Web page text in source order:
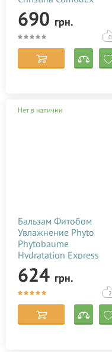
Renew&Repair Night
Treatment 50 мл
690 грн.
0
Нет в наличии
Бальзам Фитобом
Увлажнение Phyto
Phytobaume
Hydratation Express
Conditioner 150 мл
624 грн.
2